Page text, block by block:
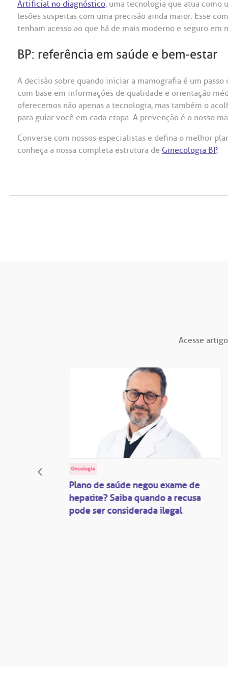
Artificial no diagnóstico, uma tecnologia que atua como
lesões suspeitas com uma precisão ainda maior. Esse
tenham acesso ao que há de mais moderno e seguro em
BP: referência em saúde e bem-estar
A decisão sobre quando iniciar a mamografia é um
com base em informações de qualidade e orientação
oferecemos não apenas a tecnologia, mas também o
para guiar você em cada etapa. A prevenção é o nosso
Converse com nossos especialistas e defina o melhor
conheça a nossa completa estrutura de Ginecologia BP.
Acesse
Oncologia
Plano de saúde negou exame de
hepatite? Saiba quando a recusa
pode ser considerada ilegal